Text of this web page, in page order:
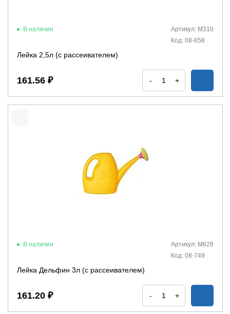
В наличии
Артикул: М310
Код: 08-658
Лейка 2,5л (с рассеивателем)
161.56 ₽ - +
В наличии
Артикул: М628
Код: 08-749
Лейка Дельфин 3л (с рассеивателем)
161.20 ₽ - +